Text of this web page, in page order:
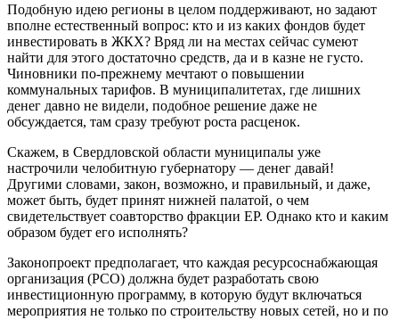
Подобную идею регионы в целом поддерживают, но задают
вполне естественный вопрос: кто и из каких фондов будет
инвестировать в ЖКХ? Вряд ли на местах сейчас сумеют
найти для этого достаточно средств, да и в казне не густо.
Чиновники по-прежнему мечтают о повышении
коммунальных тарифов. В муниципалитетах, где лишних
денег давно не видели, подобное решение даже не
обсуждается, там сразу требуют роста расценок.
Скажем, в Свердловской области муниципалы уже
настрочили челобитную губернатору — денег давай!
Другими словами, закон, возможно, и правильный, и даже,
может быть, будет принят нижней палатой, о чем
свидетельствует соавторство фракции ЕР. Однако кто и каким
образом будет его исполнять?
Законопроект предполагает, что каждая ресурсоснабжающая
организация (РСО) должна будет разработать свою
инвестиционную программу, в которую будут включаться
мероприятия не только по строительству новых сетей, но и по